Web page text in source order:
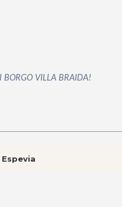
VILLA BRAIDA!